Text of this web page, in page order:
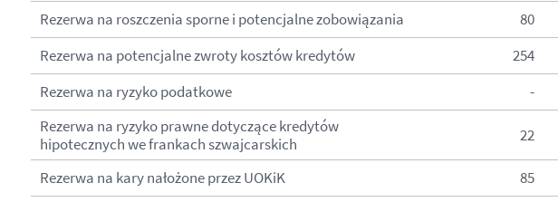
Rezerwa na roszczenia sporne i potencjalne zobowiązania
80
Rezerwa na potencjalne zwroty kosztów kredytów
254
Rezerwa na ryzyko podatkowe
-
Rezerwa na ryzyko prawne dotyczące kredytów
hipotecznych we frankach szwajcarskich
22
Rezerwa na kary nałożone przez UOKiK 85